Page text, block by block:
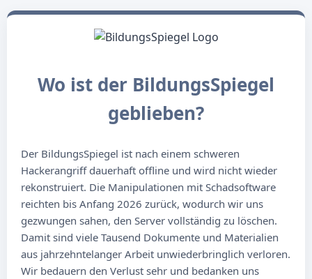
Wo ist der BildungsSpiegel
geblieben?
Der BildungsSpiegel ist nach einem schweren
Hackerangriff dauerhaft offline und wird nicht wieder
rekonstruiert. Die Manipulationen mit Schadsoftware
reichten bis Anfang 2026 zurück, wodurch wir uns
gezwungen sahen, den Server vollständig zu löschen.
Damit sind viele Tausend Dokumente und Materialien
aus jahrzehntelanger Arbeit unwiederbringlich verloren.
Wir bedauern den Verlust sehr und bedanken uns